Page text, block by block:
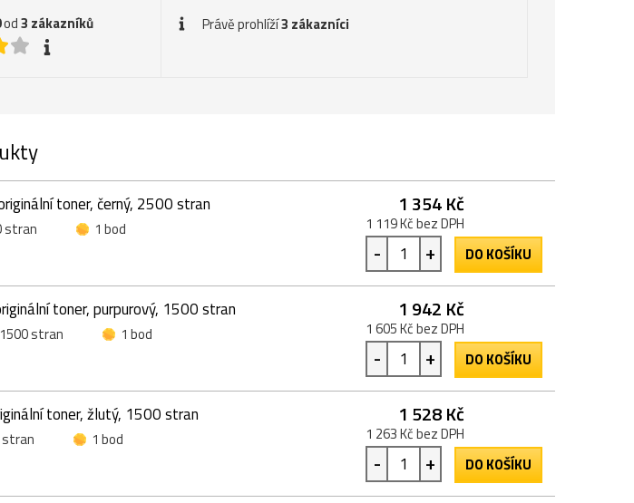
od3 zákazníků
Právě prohlíží3 zákazníci
toner, černý, 2500 stran
stran
1 bod
1 354 Kč
1 119 Kč bez DPH
- + DO KOŠÍKU
toner, purpurový, 1500 stran
1500 stran
1 bod
1 942 Kč
1 605 Kč bez DPH
- + DO KOŠÍKU
toner, žlutý, 1500 stran
stran
1 bod
1 528 Kč
1 263 Kč bez DPH
- + DO KOŠÍKU